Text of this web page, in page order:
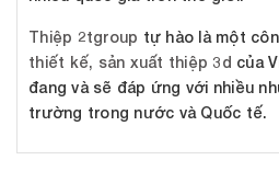
Thiệp 2tgroup tự hào là một
thiết kế, sản xuất thiệp 3d của
đang và sẽ đáp ứng với nhiều
trường trong nước và Quốc tế.